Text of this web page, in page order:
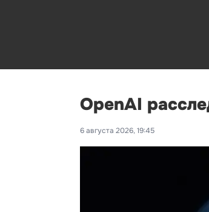
OpenAI
6 августа 2026, 19:45